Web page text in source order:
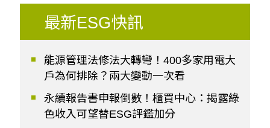
最新ESG快訊
能源管理法修法大轉彎！400多家用電大
戶為何排除？兩大變動一次看
永續報告書申報倒數！櫃買中心：揭露綠
色收入可望替ESG評鑑加分